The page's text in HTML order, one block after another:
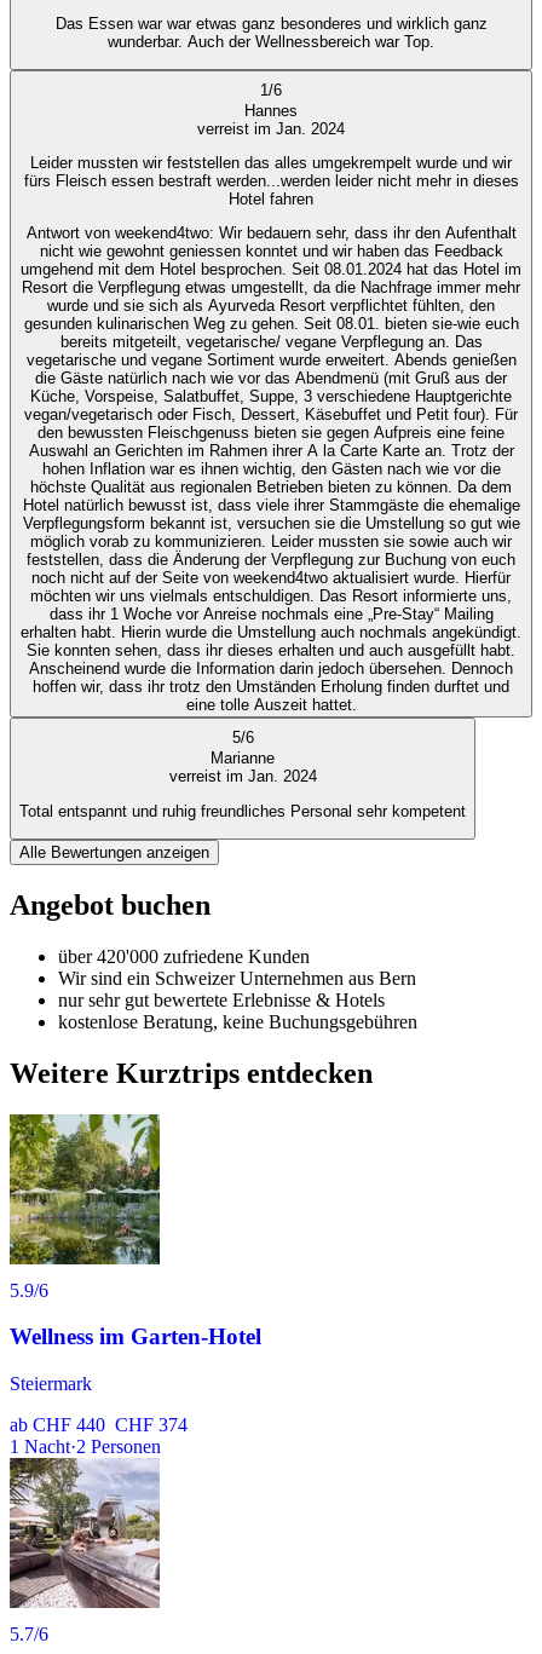
Das Essen war war etwas ganz besonderes und wirklich ganz
wunderbar. Auch der Wellnessbereich war Top.
1 /6
Hannes
verreist im Jan. 2024
Leider mussten wir feststellen das alles umgekrempelt wurde und wir
fürs Fleisch essen bestraft werden...werden leider nicht mehr in dieses
Hotel fahren
Antwort von weekend4two: Wir bedauern sehr, dass ihr den Aufenthalt
nicht wie gewohnt geniessen konntet und wir haben das Feedback
umgehend mit dem Hotel besprochen. Seit 08.01.2024 hat das Hotel im
Resort die Verpflegung etwas umgestellt, da die Nachfrage immer mehr
wurde und sie sich als Ayurveda Resort verpflichtet fühlten, den
gesunden kulinarischen Weg zu gehen. Seit 08.01. bieten sie-wie euch
bereits mitgeteilt, vegetarische/ vegane Verpflegung an. Das
vegetarische und vegane Sortiment wurde erweitert. Abends genießen
die Gäste natürlich nach wie vor das Abendmenü (mit Gruß aus der
Küche, Vorspeise, Salatbuffet, Suppe, 3 verschiedene Hauptgerichte
vegan/vegetarisch oder Fisch, Dessert, Käsebuffet und Petit four). Für
den bewussten Fleischgenuss bieten sie gegen Aufpreis eine feine
Auswahl an Gerichten im Rahmen ihrer A la Carte Karte an. Trotz der
hohen Inflation war es ihnen wichtig, den Gästen nach wie vor die
höchste Qualität aus regionalen Betrieben bieten zu können. Da dem
Hotel natürlich bewusst ist, dass viele ihrer Stammgäste die ehemalige
Verpflegungsform bekannt ist, versuchen sie die Umstellung so gut wie
möglich vorab zu kommunizieren. Leider mussten sie sowie auch wir
feststellen, dass die Änderung der Verpflegung zur Buchung von euch
noch nicht auf der Seite von weekend4two aktualisiert wurde. Hierfür
möchten wir uns vielmals entschuldigen. Das Resort informierte uns,
dass ihr 1 Woche vor Anreise nochmals eine „Pre-Stay“ Mailing
erhalten habt. Hierin wurde die Umstellung auch nochmals angekündigt.
Sie konnten sehen, dass ihr dieses erhalten und auch ausgefüllt habt.
Anscheinend wurde die Information darin jedoch übersehen. Dennoch
hoffen wir, dass ihr trotz den Umständen Erholung finden durftet und
eine tolle Auszeit hattet.
5/6
Marianne
verreist im Jan. 2024
Total entspannt und ruhig freundliches Personal sehr kompetent
Alle Bewertungen anzeigen
Angebot buchen
über 420'000 zufriedene Kunden
Wir sind ein Schweizer Unternehmen aus Bern
nur sehr gut bewertete Erlebnisse & Hotels
kostenlose Beratung, keine Buchungsgebühren
Weitere Kurztrips entdecken
5.9/6
Wellness im Garten-Hotel
Steiermark
ab CHF 440 CHF 374
1 Nacht·2 Personen
5.7/6